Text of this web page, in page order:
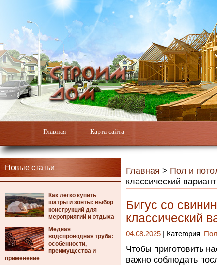
Главная Карта сайта
Новые статьи
Как легко купить
шатры и зонты: выбор
конструкций для
мероприятий и отдыха
Медная
водопроводная труба:
особенности,
преимущества и
применение
Главная > Пол и
классический вариант
Бигус со
классический
04.08.2025 | Категория:
Чтобы приготовить
важно соблюдать